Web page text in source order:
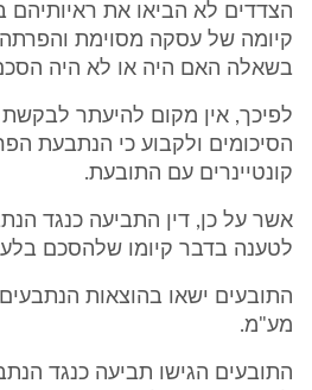
הצדדים לא הביאו את
קיומה של עסקה מסוימת
בשאלה האם היה או לא היה
לפיכך, אין מקום להיעתר
הסיכומים ולקבוע כי הנתבעת
קונטיינרים עם התובעת.
אשר על כן, דין התביעה כנגד
לטענה בדבר קיומו שלהסכם
מע"מ.
התובעים הגישו תביעה כנגד